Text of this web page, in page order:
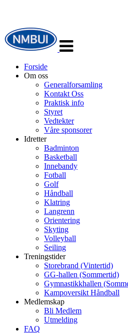
navigasjon
Forside
Om oss
Generalforsamling
Kontakt Oss
Praktisk info
Styret
Vedtekter
Våre sponsorer
Idretter
Badminton
Basketball
Innebandy
Fotball
Golf
Håndball
Klatring
Langrenn
Orientering
Skyting
Volleyball
Seiling
Treningstider
Storebrand (Vintertid)
GG-hallen (Sommertid)
Gymnastikkhallen
Kampoversikt Håndball
Medlemskap
Bli Medlem
Utmelding
FAQ